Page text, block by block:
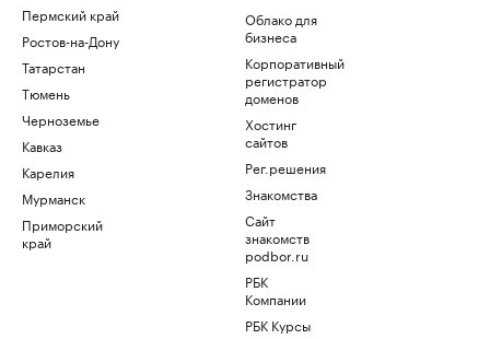
Пермский край
Ростов-на-Дону
Татарстан
Тюмень
Черноземье
Кавказ
Карелия
Мурманск
Приморский
край
Облако для
бизнеса
Корпоративный
регистратор
доменов
Хостинг
сайтов
Рег.решения
Знакомства
Сайт
знакомств
podbor.ru
РБК
Компании
РБК Курсы